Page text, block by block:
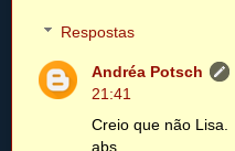
Respostas
Andréa Potsch
21:41
Creio que não Lisa.
abs